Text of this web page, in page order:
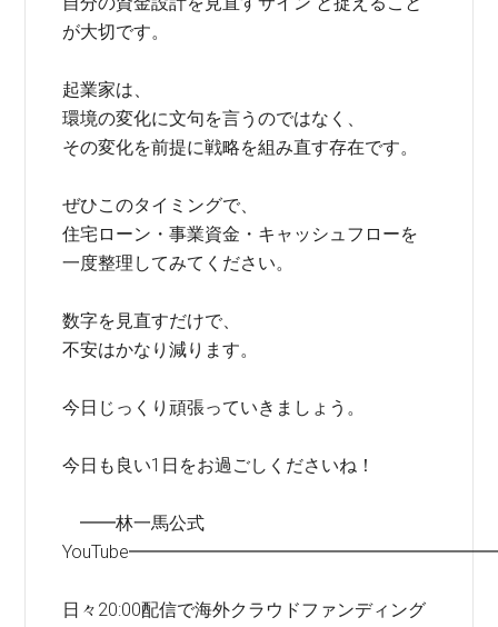
が大切です。
起業家は、
環境の変化に文句を言うのではなく、
その変化を前提に戦略を組み直す存在です。
ぜひこのタイミングで、
住宅ローン・事業資金・キャッシュフローを
一度整理してみてください。
数字を見直すだけで、
不安はかなり減ります。
今日じっくり頑張っていきましょう。
今日も良い1日をお過ごしくださいね！
━━林一馬公式
日々20:00配信で海外クラウドファンディング